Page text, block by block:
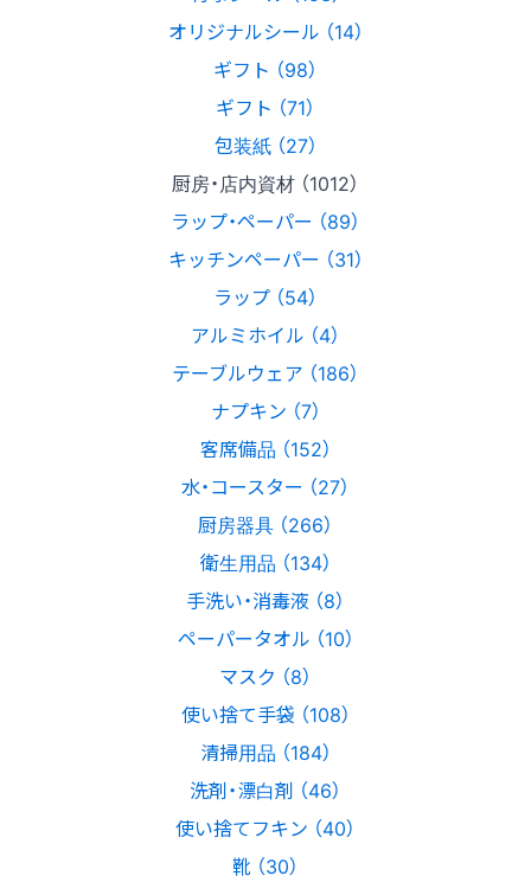
オリジナルシール （14）
ギフト （98）
ギフト （71）
包装紙 （27）
厨房・店内資材 （1012）
ラップ・ペーパー （89）
キッチンペーパー （31）
ラップ （54）
アルミホイル （4）
テーブルウェア （186）
ナプキン （7）
客席備品 （152）
水・コースター （27）
厨房器具 （266）
衛生用品 （134）
手洗い・消毒液 （8）
ペーパータオル （10）
マスク （8）
使い捨て手袋 （108）
清掃用品 （184）
洗剤・漂白剤 （46）
使い捨てフキン （40）
靴 （30）